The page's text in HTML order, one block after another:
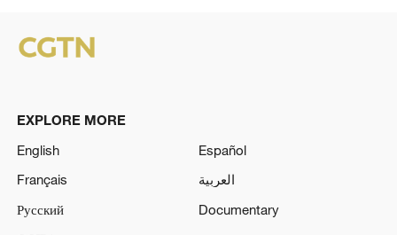
EXPLORE MORE
English
Español
Français
العربية
Русский
Documentary